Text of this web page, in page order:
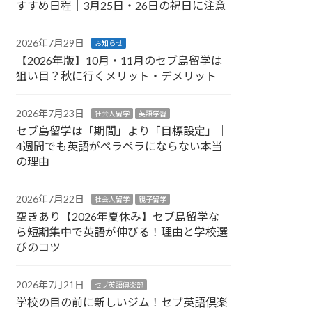
すすめ日程｜3月25日・26日の祝日に注意
2026年7月29日 お知らせ
【2026年版】10月・11月のセブ島留学は
狙い目？秋に行くメリット・デメリット
2026年7月23日 社会人留学 英語学習
セブ島留学は「期間」より「目標設定」｜
4週間でも英語がペラペラにならない本当
の理由
2026年7月22日 社会人留学 親子留学
空きあり【2026年夏休み】セブ島留学な
ら短期集中で英語が伸びる！理由と学校選
びのコツ
2026年7月21日 セブ英語倶楽部
学校の目の前に新しいジム！セブ英語倶楽